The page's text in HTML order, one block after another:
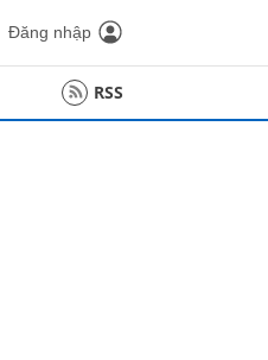
Đăng nhập
RSS